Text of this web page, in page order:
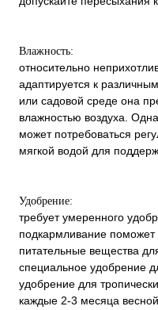
Влажность:
относительно
адаптируется к
или садовой среде она
влажностью воздуха.
может потребоваться
мягкой водой для
Удобрение:
требует умеренного
подкармливание
питательные вещества
специальное удобрение
удобрение для
каждые 2-3 месяца